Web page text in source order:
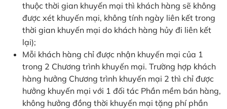
thuộc thời gian khuyến mại thì khách hàng sẽ không
được xét khuyến mại, không tính ngày liên kết trong
thời gian khuyến mại do khách hàng hủy đi liên kết
lại);
Mỗi khách hàng chỉ được nhận khuyến mại của 1
trong 2 Chương trình khuyến mại. Trường hợp khách
hàng hưởng Chương trình khuyến mại 2 thì chỉ được
hưởng khuyến mại với 1 đối tác Phần mềm bán hàng,
không hưởng đồng thời khuyến mại tặng phí phần